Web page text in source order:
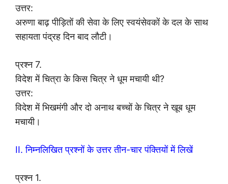
उत्तर:
अरुणा बाढ़ पीड़ितों की सेवा के लिए स्वयंसेवकों के दल के साथ
सहायता पंद्रह दिन बाद लौटी।
प्रश्न 7.
विदेश में चित्रा के किस चित्र ने धूम मचायी थी?
उत्तर:
विदेश में भिखमंगी और दो अनाथ बच्चों के चित्र ने खूब धूम
मचायी।
II. निम्नलिखित प्रश्नों के उत्तर तीन-चार पंक्तियों में लिखें
प्रश्न 1.